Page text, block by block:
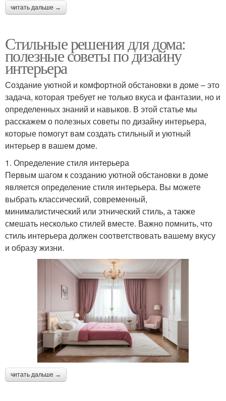
читать дальше →
Стильные решения для дома:
полезные советы по дизайну
интерьера
Создание уютной и комфортной обстановки в доме – это
задача, которая требует не только вкуса и фантазии, но и
определенных знаний и навыков. В этой статье мы
расскажем о полезных советы по дизайну интерьера,
которые помогут вам создать стильный и уютный
интерьер в вашем доме.
1. Определение стиля интерьера
Первым шагом к созданию уютной обстановки в доме
является определение стиля интерьера. Вы можете
выбрать классический, современный,
минималистический или этнический стиль, а также
смешать несколько стилей вместе. Важно помнить, что
стиль интерьера должен соответствовать вашему вкусу
и образу жизни.
читать дальше →